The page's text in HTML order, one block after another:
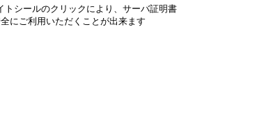
シールのクリックにより、サーバ証明書
にご利用いただくことが出来ます